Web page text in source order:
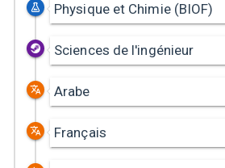
Physique et Chimie (BIOF)
Sciences de l'ingénieur
Arabe
Français